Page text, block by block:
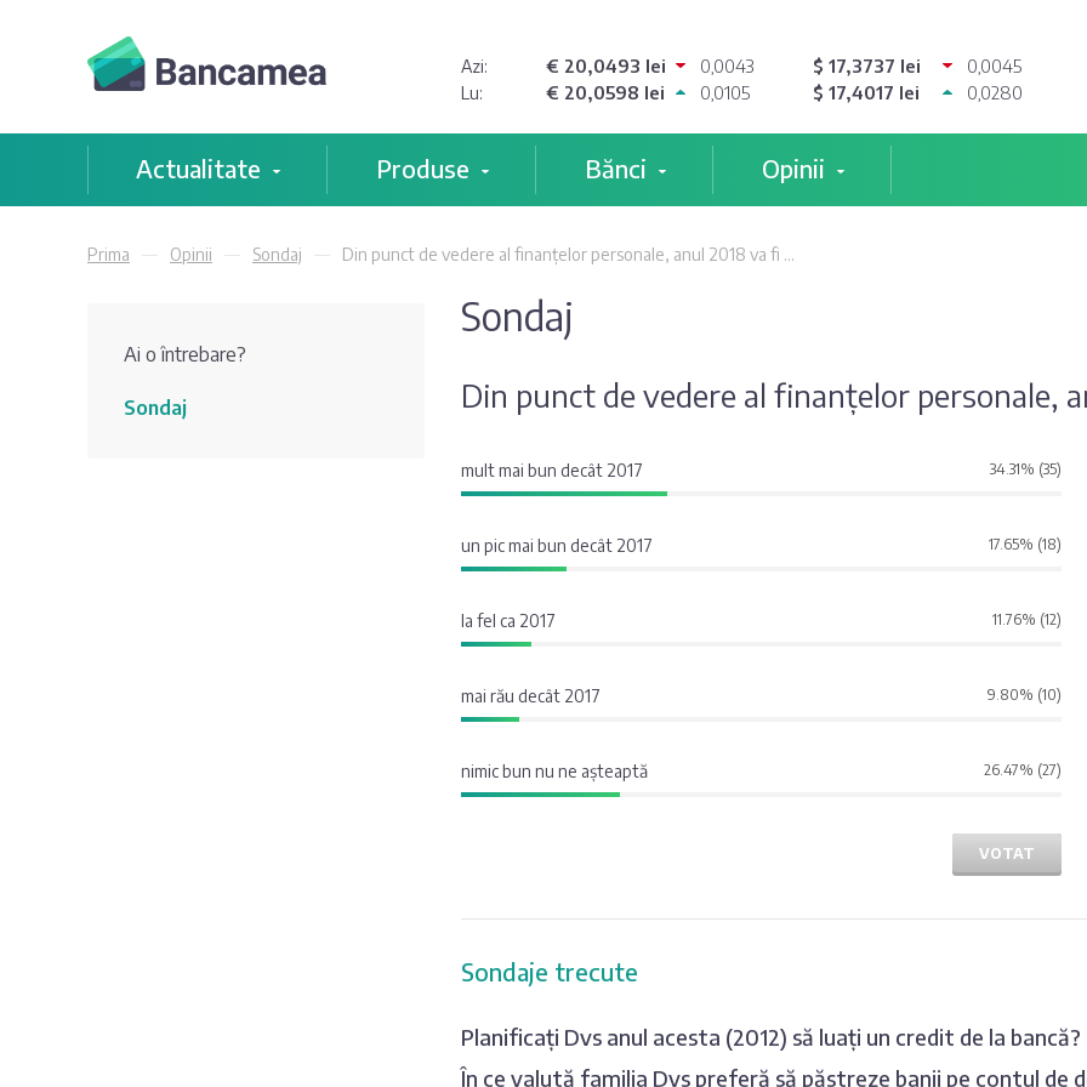
Azi: € 20,0493 lei 0,0043 $ 17,3737 lei 0,0045
Lu: € 20,0598 lei 0,0105 $ 17,4017 lei 0,0280
Actualitate Produse Bănci Opinii
Prima Opinii Sondaj Din punct de vedere al finanțelor personale, anul 2018 va fi ...
Ai o întrebare?
Sondaj
Sondaj
Din punct de vedere al finanțelor personale,
34.31% (35)
mult mai bun decât 2017
17.65% (18)
un pic mai bun decât 2017
11.76% (12)
la fel ca 2017
9.80% (10)
mai rău decât 2017
26.47% (27)
nimic bun nu ne așteaptă
VOTAT
Sondaje trecute
Planificați Dvs anul acesta (2012) să luați un credit de la bancă?
În ce valută familia Dvs preferă să păstreze banii pe contul de